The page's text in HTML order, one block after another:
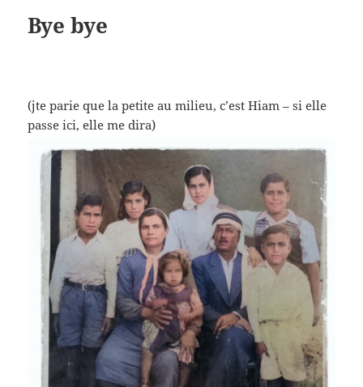
Bye bye
(jte parie que la petite au milieu, c’est Hiam – si elle
passe ici, elle me dira)